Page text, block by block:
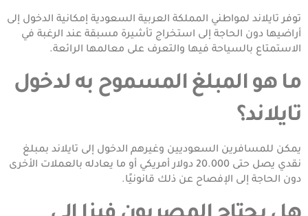
توفر تايلاند لمواطني المملكة العربية السعودية إمكانية الدخول إلى
أراضيها دون الحاجة إلى استخراج تأشيرة مسبقة عند الرغبة في
الاستمتاع بالسياحة فيها والتعرف على معالمها الرائعة.
ما هو المبلغ المسموح به لدخول
تايلاند؟
يمكن للمسافرين السعوديين وغيرهم الدخول إلى تايلاند بمبلغ
نقدي يصل حتى 20.000 دولار أمريكي أو ما يعادله بالعملات الأخرى
دون الحاجة إلى الإفصاح عن ذلك قانونيًا.